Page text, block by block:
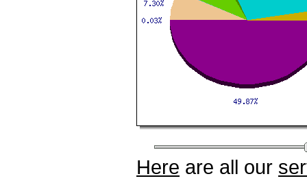
Here are all our